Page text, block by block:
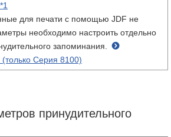
для печати с помощью JDF не
необходимо настроить отдельно
запоминания.
(только Серия 8100)
принудительного